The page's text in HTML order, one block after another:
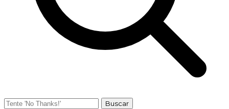
Buscar